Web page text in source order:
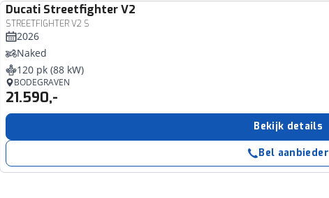
Ducati Streetfighter V2
STREETFIGHTER V2 S
2026
Naked
120 pk (88 kW)
BODEGRAVEN
21.590,-
Bekijk details
Bel aanbieder